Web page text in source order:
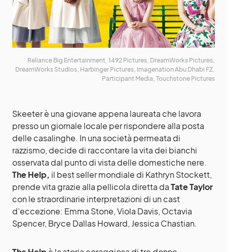
Reliance Big Entertainment, 1492 Pictures, DreamWorks Pictures,
DreamWorks Studios, Harbinger Pictures, Imagenation Abu Dhabi FZ,
Participant Media, Touchstone Pictures
Skeeter è una giovane appena laureata che lavora
presso un giornale locale per rispondere alla posta
delle casalinghe. In una società permeata di
razzismo, decide di raccontare la vita dei bianchi
osservata dal punto di vista delle domestiche nere.
The Help, il best seller mondiale di Kathryn Stockett,
prende vita grazie alla pellicola diretta daTate Taylor
con le straordinarie interpretazioni di un cast
d’eccezione: Emma Stone, Viola Davis, Octavia
Spencer, Bryce Dallas Howard, Jessica Chastian.